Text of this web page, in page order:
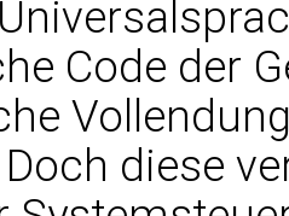
Code der
diese